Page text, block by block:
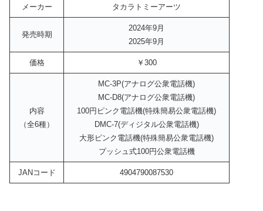
メーカー タカラトミーアーツ
発売時期
2024年9月
2025年9月
価格 ￥300
内容
（全6種）
MC-3P(アナログ公衆電話機)
MC-D8(アナログ公衆電話機)
100円ピンク電話機(特殊簡易公衆電話機)
DMC-7(ディジタル公衆電話機)
大形ピンク電話機(特殊簡易公衆電話機)
プッシュ式100円公衆電話機
JANコード 4904790087530